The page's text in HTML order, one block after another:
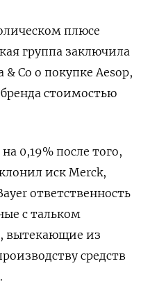
плюсе
группа заключила
& Co о покупке Aesop,
стоимостью
0,19% после того,
иск Merck,
ответственность
с тальком
вытекающие из
средств